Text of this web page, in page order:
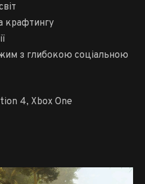
крафтингу
з глибокою соціальною
4, Xbox One